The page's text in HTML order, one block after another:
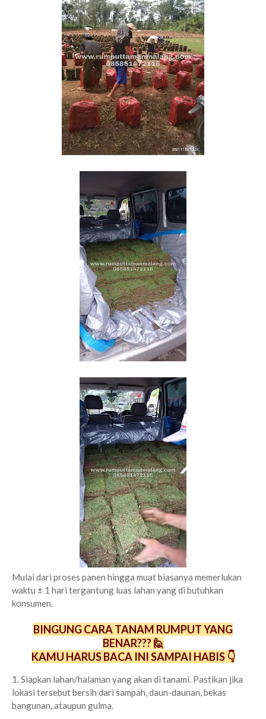
Mulai dari proses panen hingga muat biasanya memerlukan
waktu ± 1 hari tergantung luas lahan yang di butuhkan
konsumen.
BINGUNG CARA TANAM RUMPUT YANG
BENAR??? 🙋
KAMU HARUS BACA INI SAMPAI HABIS 👇
1. Siapkan lahan/halaman yang akan di tanami. Pastikan jika
lokasi tersebut bersih dari sampah, daun-daunan, bekas
bangunan, ataupun gulma.